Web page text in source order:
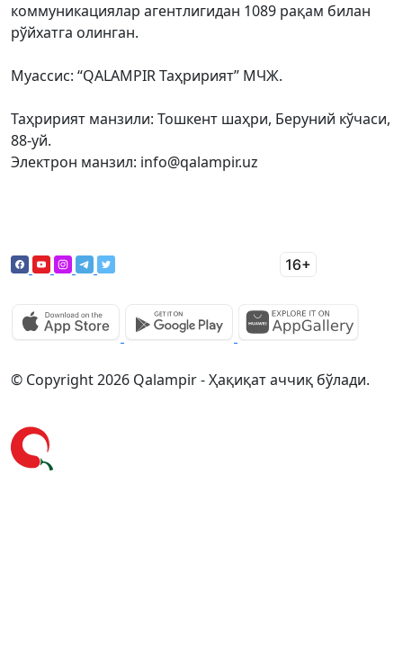
коммуникациялар агентлигидан 1089 рақам билан
рўйхатга олинган.
Муассис: “QALAMPIR Таҳририят” МЧЖ.
Таҳририят манзили: Тошкент шаҳри, Беруний кўчаси,
88-уй.
Электрон манзил: info@qalampir.uz
© Copyright 2026 Qalampir - Ҳақиқат аччиқ бўлади.